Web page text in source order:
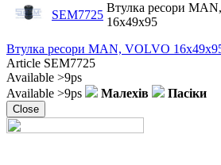
SEM7725
Втулка ресори
16x49x95
Втулка ресори MAN, VOLVO
Article SEM7725
Available >9ps
Available >9ps Малехів Пасіки
Close